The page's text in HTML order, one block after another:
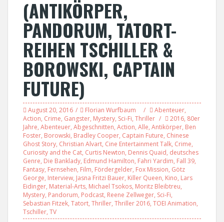
(ANTIKÖRPER,
PANDORUM, TATORT-
REIHEN TSCHILLER &
BOROWSKI, CAPTAIN
FUTURE)
August 20, 2016 Florian Wurfbaum Abenteuer,
Action, Crime, Gangster, Mystery, Sci-Fi, Thriller 2016, 80er
Jahre, Abenteuer, Abgeschnitten, Action, Alle, Antikörper, Ben
Foster, Borowski, Bradley Cooper, Captain Future, Chinese
Ghost Story, Christian Alvart, Cine Entertainment Talk, Crime,
Curiosity and the Cat, Curtis Newton, Dennis Quaid, deutsches
Genre, Die Banklady, Edmund Hamilton, Fahri Yardim, Fall 39,
Fantasy, Fernsehen, Film, Fördergelder, Fox Mission, Götz
George, Interview, Jasna Fritzi Bauer, Killer Queen, Kino, Lars
Eidinger, Material-Arts, Michael Tsokos, Moritz Bleibtreu,
Mystery, Pandorum, Podcast, Reene Zellweger, Sci-Fi,
Sebastian Fitzek, Tatort, Thriller, Thriller 2016, TOEI Animation,
Tschiller, TV